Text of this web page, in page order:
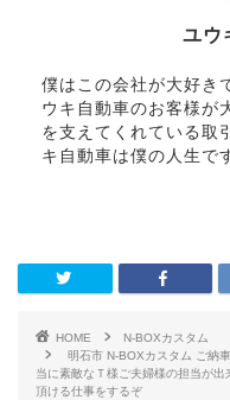
ユウ
僕はこの会社が大好き
ウキ自動車のお客様が
を支えてくれている取
キ自動車は僕の人生で
HOME
N-BOXカスタム
明石市 N-BOXカスタム ご納
当に素敵なＴ様ご夫婦様の担当が出
頂ける仕事をするぞ